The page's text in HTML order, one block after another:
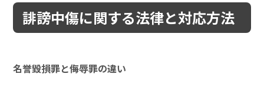
誹謗中傷に関する法律と対応方法
名誉毀損罪と侮辱罪の違い